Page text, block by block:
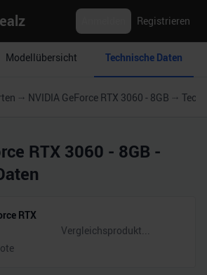
Registrieren
Modellübersicht Technische Daten
NVIDIA GeForce RTX 3060 - 8GB
RTX 3060 - 8GB -
RTX